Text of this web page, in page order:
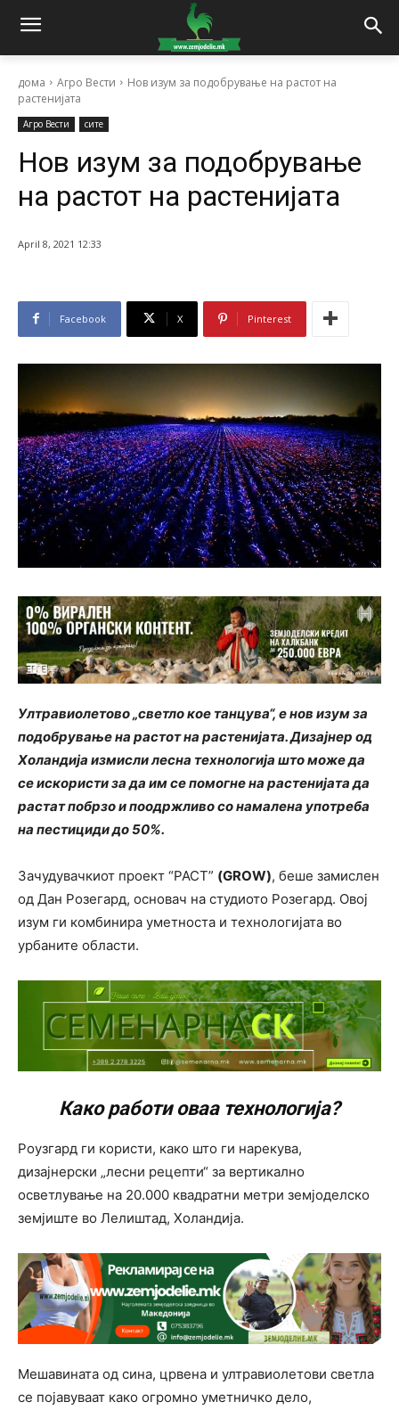
дома Агро Вести
Нов изум за подобрување на растот на
растенијата
Агро Вести сите
Нов изум за подобрување
на растот на растенијата
April 8, 2021 12:33
Facebook X Pinterest
Ултравиолетово „светло кое танцува“, е нов изум за
подобрување на растот на растенијата. Дизајнер од
Холандија измисли лесна технологија што може да
се искористи за да им се помогне на растенијата да
растат побрзо и поодржливо со намалена употреба
на пестициди до 50%.
Зачудувачкиот проект “РАСТ” (GROW), беше замислен
од Дан Розегард, основач на студиото Розегард. Овој
изум ги комбинира уметноста и технологијата во
урбаните области.
Како работи оваа технологија?
Роузгард ги користи, како што ги нарекува,
дизајнерски „лесни рецепти“ за вертикално
осветлување на 20.000 квадратни метри земјоделско
земјиште во Лелиштад, Холандија.
Мешавината од сина, црвена и ултравиолетови светла
се појавуваат како огромно уметничко дело,